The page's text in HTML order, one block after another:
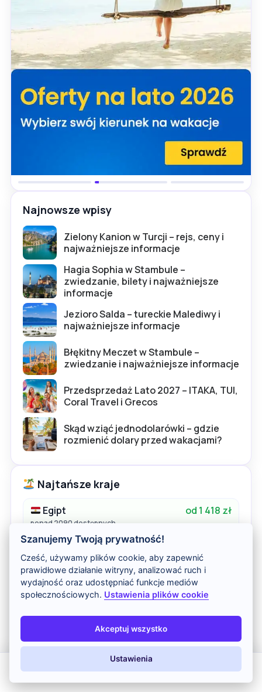
Najnowsze wpisy
Zielony Kanion w Turcji – rejs, ceny i
najważniejsze informacje
Hagia Sophia w Stambule –
zwiedzanie, bilety i najważniejsze
informacje
Jezioro Salda – tureckie Malediwy i
najważniejsze informacje
Błękitny Meczet w Stambule –
zwiedzanie i najważniejsze informacje
Przedsprzedaż Lato 2027 – ITAKA, TUI,
Coral Travel i Grecos
Skąd wziąć jednodolarówki – gdzie
rozmienić dolary przed wakacjami?
Najtańsze kraje
Egipt od 1 418 zł
ponad 2090 dostępnych
Turcja od 1 516 zł
ponad 2569 dostępnych
Tunezja od 1 797 zł
ponad 4184 dostępnych
Szanujemy Twoją prywatność!
Cześć, używamy plików cookie, aby zapewnić
prawidłowe działanie witryny, analizować ruch i
wydajność oraz udostępniać funkcje mediów
społecznościowych. Ustawienia plików cookie
Akceptuj wszystko
Ustawienia